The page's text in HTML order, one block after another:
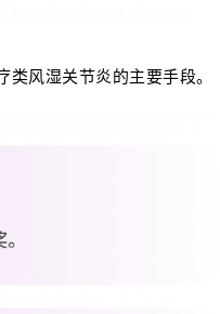
类风湿关节炎的主要手段。